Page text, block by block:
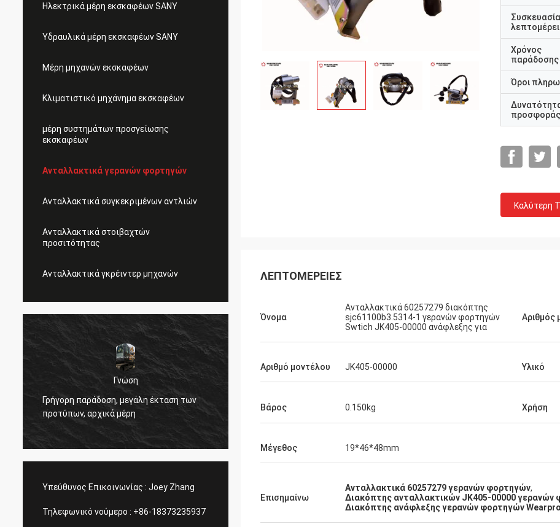
Ηλεκτρικά μέρη εκσκαφέων SANY
Υδραυλικά μέρη εκσκαφέων SANY
Μέρη μηχανών εκσκαφέων
Κλιματιστικό μηχάνημα εκσκαφέων
μέρη συστημάτων προσγείωσης
εκσκαφέων
Ανταλλακτικά γερανών φορτηγών
Ανταλλακτικά συγκεκριμένων αντλιών
Ανταλλακτικά στοιβαχτών
προσιτότητας
Ανταλλακτικά γκρέιντερ μηχανών
Γνώση
Γρήγορη παράδοση, μεγάλη έκταση των
προτύπων, αρχικά μέρη
Michael
η ποιότητα μερών είναι τόσο υψηλή όπως
Υπεύθυνος Επικοινωνίας : Joey Zhang
Τηλεφωνικό νούμερο : +86-18373235937
Συσκευασία
Χρόνος
παράδοσης
Όροι
προσφοράς
Καλύτερη
ΛΕΠΤΟΜΈΡΕΙΕΣ
Όνομα
Ανταλλακτικά 60257279 διακόπτης
sjc61100b3.5314-1 γερανών φορτηγών
Swtich JK405-00000 ανάφλεξης για
Αριθμός
Αριθμό μοντέλου JK405-00000 Υλικό
Βάρος 0.150kg Χρήση
Μέγεθος 19*46*48mm
Επισημαίνω
Ανταλλακτικά 60257279 γερανών φορτηγών,
Διακόπτης ανταλλακτικών JK405-00000 γερανών
Διακόπτης ανάφλεξης γερανών φορτηγών